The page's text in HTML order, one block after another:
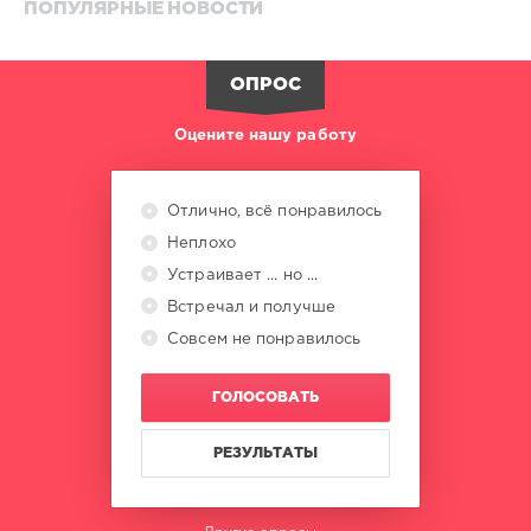
ПОПУЛЯРНЫЕ НОВОСТИ
ОПРОС
Оцените нашу работу
Отлично, всё понравилось
Неплохо
Устраивает ... но ...
Встречал и получше
Совсем не понравилось
ГОЛОСОВАТЬ
РЕЗУЛЬТАТЫ